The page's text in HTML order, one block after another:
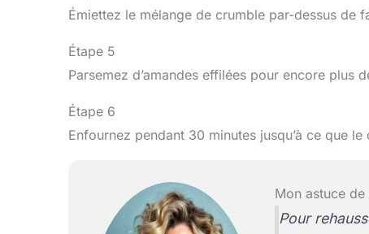
Émiettez le mélange de crumble par-dessus de
Étape 5
Parsemez d’amandes effilées pour encore plus
Étape 6
Enfournez pendant 30 minutes jusqu’à ce que
Mon astuce de
Pour